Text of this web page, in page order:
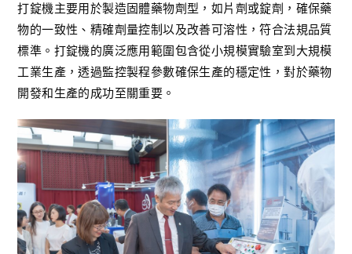
打錠機主要用於製造固體藥物劑型，如片劑或錠劑，確保藥
物的一致性、精確劑量控制以及改善可溶性，符合法規品質
標準。打錠機的廣泛應用範圍包含從小規模實驗室到大規模
工業生產，透過監控製程參數確保生產的穩定性，對於藥物
開發和生產的成功至關重要。